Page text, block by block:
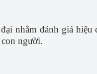
nhằm đánh giá hiệu
người.